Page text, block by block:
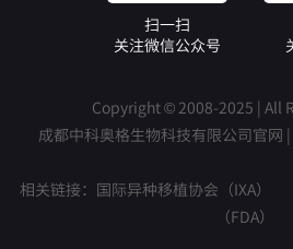
扫一扫
关注微信公众号
Copyright © 2008-2025 | All
成都中科奥格生物科技有限公司官网 |
相关链接： 国际异种移植协会（IXA）
（FDA）